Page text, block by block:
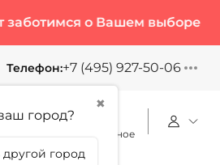
о Вашем выборе
✖
город?
город
Телефон:+7 (495) 927-50-06
Избранное